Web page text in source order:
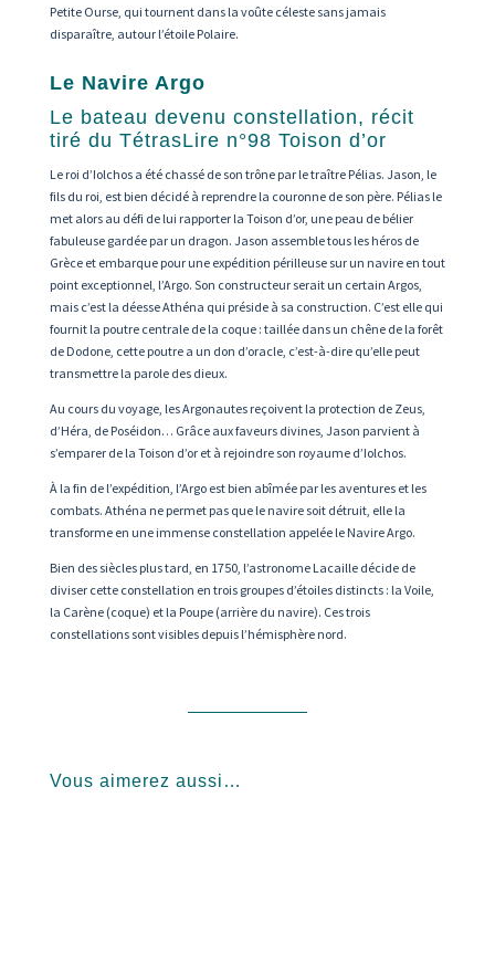
Petite Ourse, qui tournent dans la voûte céleste sans jamais
disparaître, autour l’étoile Polaire.
Le Navire Argo
Le bateau devenu constellation, récit
tiré du TétrasLire n°98 Toison d’or
Le roi d’Iolchos a été chassé de son trône par le traître Pélias. Jason, le
fils du roi, est bien décidé à reprendre la couronne de son père. Pélias le
met alors au défi de lui rapporter la Toison d’or, une peau de bélier
fabuleuse gardée par un dragon. Jason assemble tous les héros de
Grèce et embarque pour une expédition périlleuse sur un navire en tout
point exceptionnel, l’Argo. Son constructeur serait un certain Argos,
mais c’est la déesse Athéna qui préside à sa construction. C’est elle qui
fournit la poutre centrale de la coque : taillée dans un chêne de la forêt
de Dodone, cette poutre a un don d’oracle, c’est-à-dire qu’elle peut
transmettre la parole des dieux.
Au cours du voyage, les Argonautes reçoivent la protection de Zeus,
d’Héra, de Poséidon… Grâce aux faveurs divines, Jason parvient à
s’emparer de la Toison d’or et à rejoindre son royaume d’Iolchos.
À la fin de l’expédition, l’Argo est bien abîmée par les aventures et les
combats. Athéna ne permet pas que le navire soit détruit, elle la
transforme en une immense constellation appelée le Navire Argo.
Bien des siècles plus tard, en 1750, l’astronome Lacaille décide de
diviser cette constellation en trois groupes d’étoiles distincts : la Voile,
la Carène (coque) et la Poupe (arrière du navire). Ces trois
constellations sont visibles depuis l’hémisphère nord.
Vous aimerez aussi…